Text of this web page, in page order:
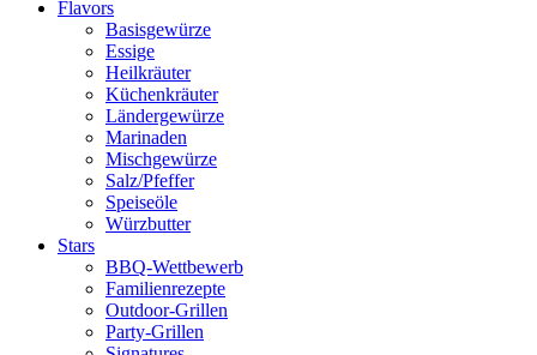
Flavors
Basisgewürze
Essige
Heilkräuter
Küchenkräuter
Ländergewürze
Marinaden
Mischgewürze
Salz/Pfeffer
Speiseöle
Würzbutter
Stars
BBQ-Wettbewerb
Familienrezepte
Outdoor-Grillen
Party-Grillen